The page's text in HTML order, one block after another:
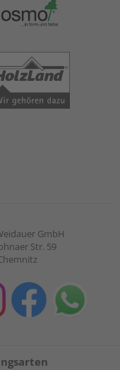
GmbH
Str. 59